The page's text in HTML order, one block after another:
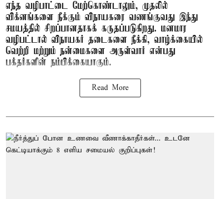
எந்த வழிபாட்டை மேற்கொண்டாலும், முதலில்
விக்னங்களை நீக்கும் விநாயகரை வணங்குவது இந்து
சமயத்தில் சிறப்பானதாகக் கருதப்படுகிறது. மனமார
வழிபட்டால் விநாயகர் தடைகளை நீக்கி, வாழ்க்கையில்
வெற்றி மற்றும் நன்மைகளை அருள்வார் என்பது
பக்தர்களின் நம்பிக்கையாகும்.
Read More